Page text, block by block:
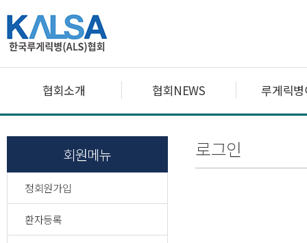
협회소개 협회NEWS 루게릭
회원메뉴
정회원가입
환자등록
로그인